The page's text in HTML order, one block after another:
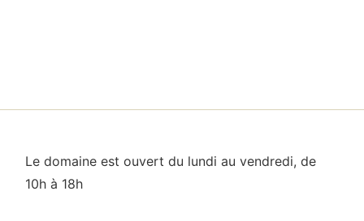
Le domaine est ouvert du lundi au vendredi, de
10h à 18h